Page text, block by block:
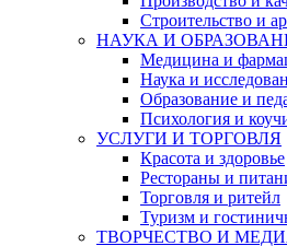
Строительство и
НАУКА И
Медицина и
Наука и
Образование и
Психология и
УСЛУГИ И ТОРГОВЛЯ
Красота и здоровье
Рестораны и
Торговля и ритейл
Туризм и
ТВОРЧЕСТВО И